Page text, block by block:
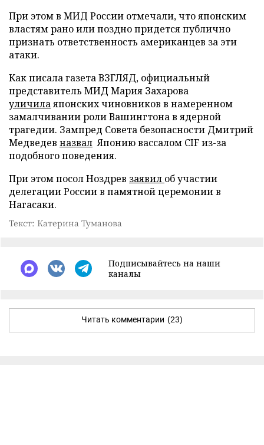
При этом в МИД России отмечали, что японским
властям рано или поздно придется публично
признать ответственность американцев за эти
атаки.
Как писала газета ВЗГЛЯД, официальный
представитель МИД Мария Захарова
уличилаяпонских чиновников в намеренном
замалчивании роли Вашингтона в ядерной
трагедии. Зампред Совета безопасности Дмитрий
Медведев назвал Японию вассалом CIF из-за
подобного поведения.
При этом посол Ноздрев заявил об участии
делегации России в памятной церемонии в
Нагасаки.
Текст: Катерина Туманова
Подписывайтесь на наши
каналы
Читать комментарии (23)